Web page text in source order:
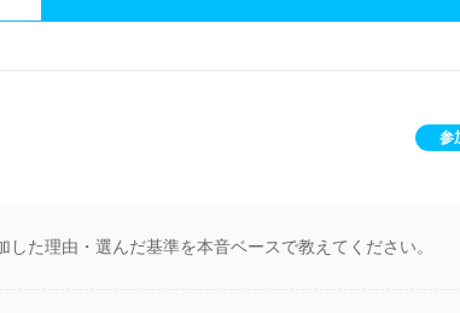
参
た理由・選んだ基準を本音ベースで教えてください。